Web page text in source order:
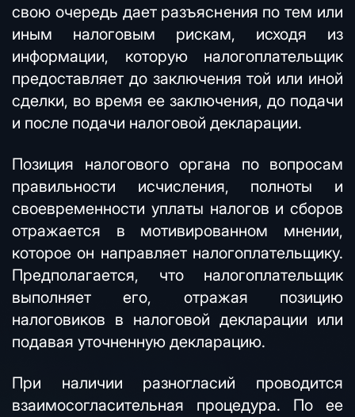
свою очередь дает разъяснения по тем или
иным налоговым рискам, исходя из
информации, которую налогоплательщик
предоставляет до заключения той или иной
сделки, во время ее заключения, до подачи
и после подачи налоговой декларации.
Позиция налогового органа по вопросам
правильности исчисления, полноты и
своевременности уплаты налогов и сборов
отражается в мотивированном мнении,
которое он направляет налогоплательщику.
Предполагается, что налогоплательщик
выполняет его, отражая позицию
налоговиков в налоговой декларации или
подавая уточненную декларацию.
При наличии разногласий проводится
взаимосогласительная процедура. По ее